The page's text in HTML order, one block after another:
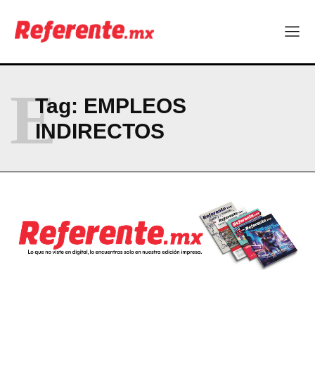
Company
ABOUT
PRIVACY POLICY
NEWSLETTER
Tag: EMPLEOS
INDIRECTOS
E